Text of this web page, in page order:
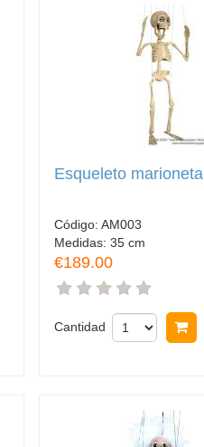
Esqueleto marioneta
Código: AM003
Medidas: 35 cm
€189.00
Cantidad